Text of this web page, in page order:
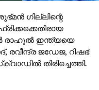
ഗില്ലിന്റെ
രാഹുൽ ഇന്ത്യയെ
രവീന്ദ്ര ജഡേജ, റിഷഭ്
തിരിച്ചെത്തി.